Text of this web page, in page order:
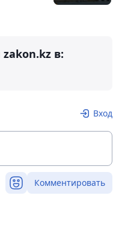
в:
Вход
Комментировать